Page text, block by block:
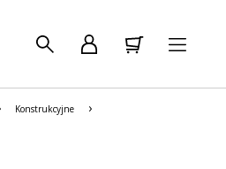
Konstrukcyjne